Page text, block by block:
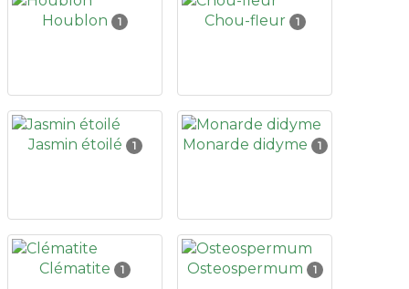
Houblon 1 Chou-fleur 1
Jasmin étoilé 1 Monarde didyme 1
Clématite 1 Osteospermum 1